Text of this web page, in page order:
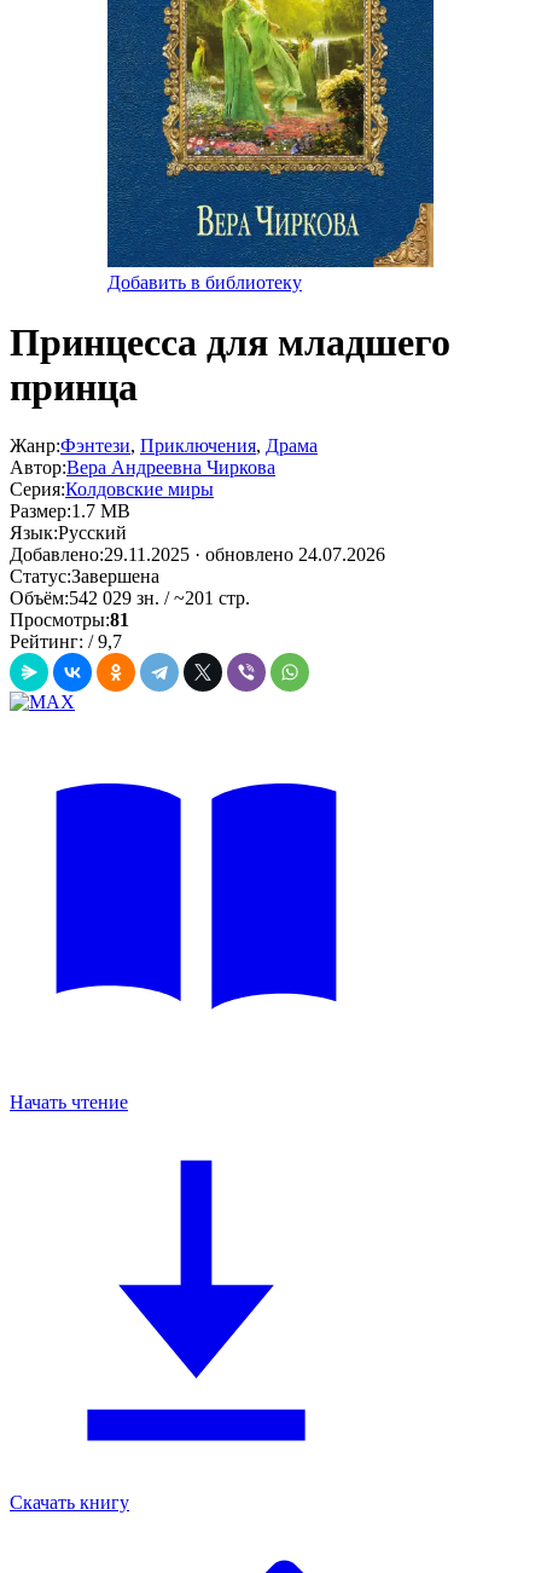
Добавить в библиотеку
Принцесса для младшего
принца
Жанр:Фэнтези, Приключения, Драма
Автор:Вера Андреевна Чиркова
Серия:Колдовские миры
Размер:1.7 MB
Язык:Русский
Добавлено:29.11.2025 · обновлено 24.07.2026
Статус:Завершена
Объём:542 029 зн. / ~201 стр.
Просмотры:81
Рейтинг: / 9,7
Начать чтение
Скачать книгу